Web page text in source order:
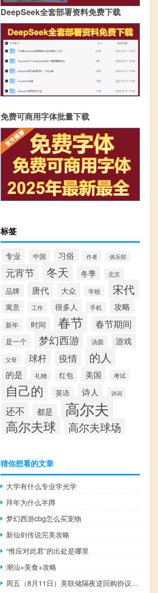
DeepSeek全套部署资料免费下载
免费可商用字体批量下载
标签
专业 中国 习俗 作者 俱乐部
元宵节 冬天 冬季 北京
品牌 唐代 大众 学校 宋代
寓意 工作 很多人 手机 攻略
新年 时间 春节 春节期间
是一个 梦幻西游 汤圆 游戏
父母 球杆 疫情 的人
的是 礼物 红包 美国 考试
自己的 英语 诗人 诗词
还不 都是 高尔夫
高尔夫球 高尔夫球场
猜你想看的文章
大学有什么专业学光学
拜年为什么半蹲
梦幻西游cbg怎么买宠物
新仙剑传说完美攻略
“惟应对此君”的出处是哪里
潮汕+美食+攻略
周五（8月11日）美联储隔夜逆回购协议（RRP）使用规模为1.773万亿美元上个交易日报1.760万亿美元